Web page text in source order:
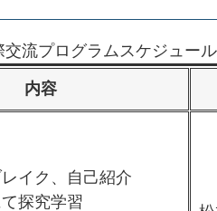
流プログラムスケジュール
内容
イク、自己紹介
探究学習